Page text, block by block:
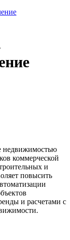
недвижимостью
коммерческой
и
повысить
и расчетами с